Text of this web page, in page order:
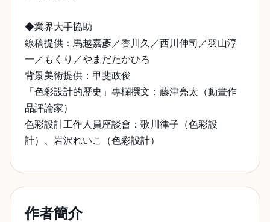
◆業界大手協助
線稿提供：馬越嘉彥／香川久／西川伸司／羽山淳
一／もくり／やまだたかひろ
背景美術提供：甲斐政俊
「色彩設計的歷史」專欄撰文：藤津亮太（動畫作
品評論家）
色彩設計工作人員座談會：歌川律子（色彩設
計）、岩沢れいこ（色彩設計）
作者簡介